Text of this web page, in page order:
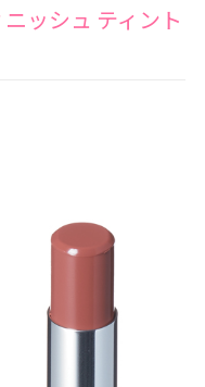
ッシュ ティント